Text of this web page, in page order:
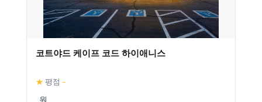
코트야드 케이프 코드 하이애니스
★ 평점 –